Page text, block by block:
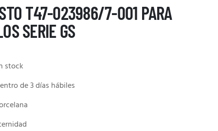
T47-023986/7-001 PARA
SERIE GS
stock
de 3 días hábiles